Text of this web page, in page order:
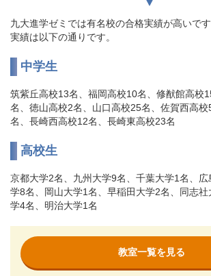
九大進学ゼミでは有名校の合格実績が高いで
実績は以下の通りです。
中学生
筑紫丘高校13名、福岡高校10名、修猷館高校
名、徳山高校2名、山口高校25名、佐賀西高
名、長崎西高校12名、長崎東高校23名
高校生
京都大学2名、九州大学9名、千葉大学1名、
学8名、岡山大学1名、早稲田大学2名、同志
学4名、明治大学1名
教室一覧を見る